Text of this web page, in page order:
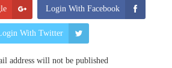
Login With Facebook
With Twitter
address will not be published.